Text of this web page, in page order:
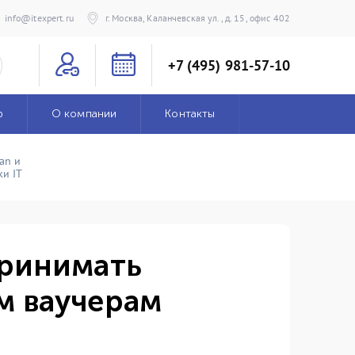
info@itexpert.ru г. Москва, Каланчевская ул., д. 15, офис 402
+7 (495) 981-57-10
О компании Контакты
и
IT
ваучерам